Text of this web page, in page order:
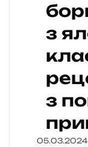
з
з
05.03.2024